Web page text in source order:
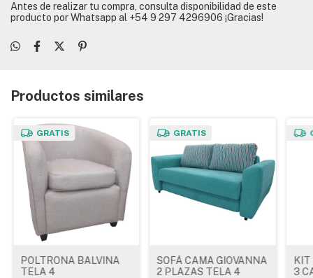
Antes de realizar tu compra, consulta disponibilidad de este
producto por Whatsapp al +54 9 297 4296906 ¡Gracias!
Productos similares
GRATIS
POLTRONA BALVINA
TELA 4
GRATIS
SOFÁ CAMA GIOVANNA
2 PLAZAS TELA 4
KIT
3